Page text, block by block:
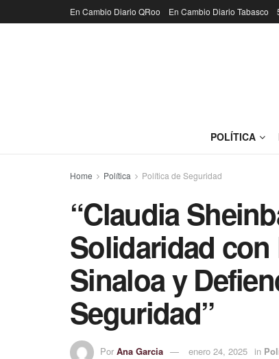
En Cambio Diario QRoo En Cambio Diario Tabasco
POLÍTICA
Home Política Política de Seguridad
“Claudia
Solidaridad con
Sinaloa y
Seguridad”
Por Ana Garcia enero 24, 2025 in